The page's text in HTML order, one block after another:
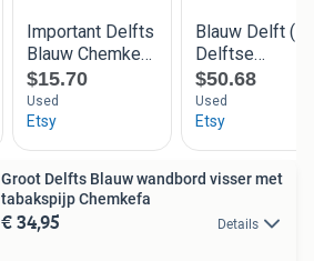
Groot Delfts Blauw wandbord visser met
tabakspijp Chemkefa
€ 34,95 Details